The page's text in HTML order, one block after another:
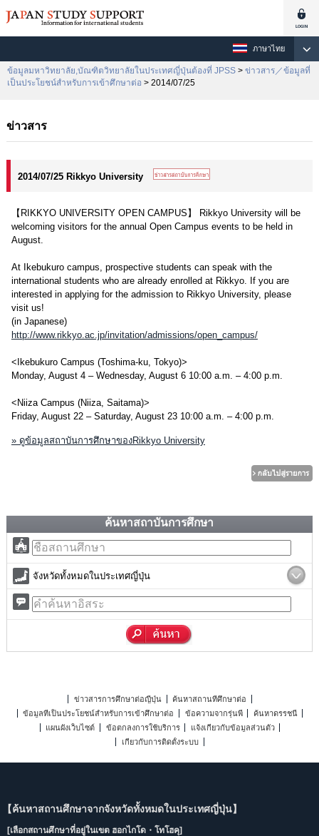
ภาษาไทย
ข้อมูลมหาวิทยาลัย,บัณฑิตวิทยาลัยในประเทศญี่ปุ่นต้องที่ JPSS > ข่าวสาร／ข้อมูลที่
เป็นประโยชน์สำหรับการเข้าศึกษาต่อ > 2014/07/25
ข่าวสาร
2014/07/25 Rikkyo University
【RIKKYO UNIVERSITY OPEN CAMPUS】 Rikkyo University will be
welcoming visitors for the annual Open Campus events to be held in
August.
At Ikebukuro campus, prospective students can speak with the
international students who are already enrolled at Rikkyo. If you are
interested in applying for the admission to Rikkyo University, please
visit us!
(in Japanese)
http://www.rikkyo.ac.jp/invitation/admissions/open_campus/
<Ikebukuro Campus (Toshima-ku, Tokyo)>
Monday, August 4 – Wednesday, August 6 10:00 a.m. – 4:00 p.m.
<Niiza Campus (Niiza, Saitama)>
Friday, August 22 – Saturday, August 23 10:00 a.m. – 4:00 p.m.
» ดูข้อมูลสถาบันการศึกษาของRikkyo University
ค้นหาสถาบันการศึกษา
จังหวัดทั้งหมดในประเทศญี่ปุ่น
ข่าวสารการศึกษาต่อญี่ปุ่น
ค้นหาสถานที่ศึกษาต่อ
ข้อมูลที่เป็นประโยชน์สำหรับการเข้าศึกษาต่อ
ข้อความจากรุ่นพี่
ค้นหาดรรชนี
แผนผังเว็บไซต์
ข้อตกลงการใช้บริการ
แจ้งเกี่ยวกับข้อมูลส่วนตัว
เกี่ยวกับการติดตั้งระบบ
【ค้นหาสถานศึกษาจากจังหวัดทั้งหมดในประเทศญี่ปุ่น】
[เลือกสถานศึกษาที่อยู่ในเขต ฮอกไกโด・โทโฮคุ]